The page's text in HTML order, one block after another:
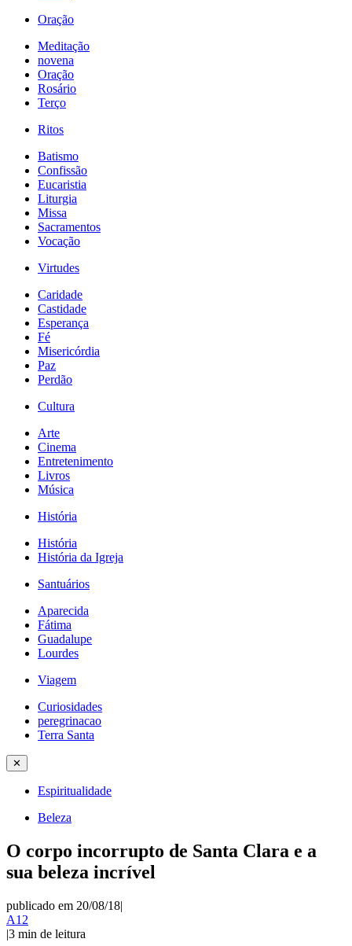
Oração
Meditação
novena
Oração
Rosário
Terço
Ritos
Batismo
Confissão
Eucaristia
Liturgia
Missa
Sacramentos
Vocação
Virtudes
Caridade
Castidade
Esperança
Fé
Misericórdia
Paz
Perdão
Cultura
Arte
Cinema
Entretenimento
Livros
Música
História
História
História da Igreja
Santuários
Aparecida
Fátima
Guadalupe
Lourdes
Viagem
Curiosidades
peregrinacao
Terra Santa
✕
Espiritualidade
Beleza
O corpo incorrupto de Santa Clara e a
sua beleza incrível
publicado em 20/08/18|
A12
|3 min de leitura